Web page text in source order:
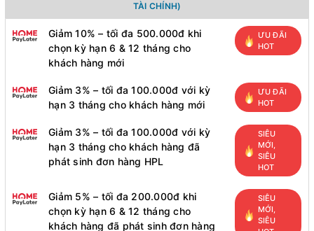
TÀI CHÍNH)
Giảm 10% – tối đa 500.000đ khi
chọn kỳ hạn 6 & 12 tháng cho
khách hàng mới
ƯU ĐÃI
HOT
Giảm 3% – tối đa 100.000đ với kỳ
hạn 3 tháng cho khách hàng mới
ƯU ĐÃI
HOT
Giảm 3% – tối đa 100.000đ với kỳ
hạn 3 tháng cho khách hàng đã
phát sinh đơn hàng HPL
SIÊU
MỚI,
SIÊU
HOT
Giảm 5% – tối đa 200.000đ khi
chọn kỳ hạn 6 & 12 tháng cho
khách hàng đã phát sinh đơn hàng
SIÊU
MỚI,
SIÊU